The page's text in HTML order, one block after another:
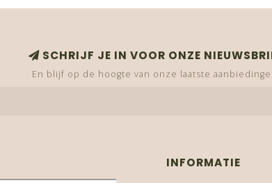
SCHRIJF JE IN VOOR ONZE
En blijf op de hoogte van onze laatste
INFORMATIE